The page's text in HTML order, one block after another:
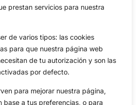
prestan servicios para nuestra
de varios tipos: las cookies
para que nuestra página web
de tu autorización y son las
por defecto.
para mejorar nuestra página,
base a tus preferencias, o para